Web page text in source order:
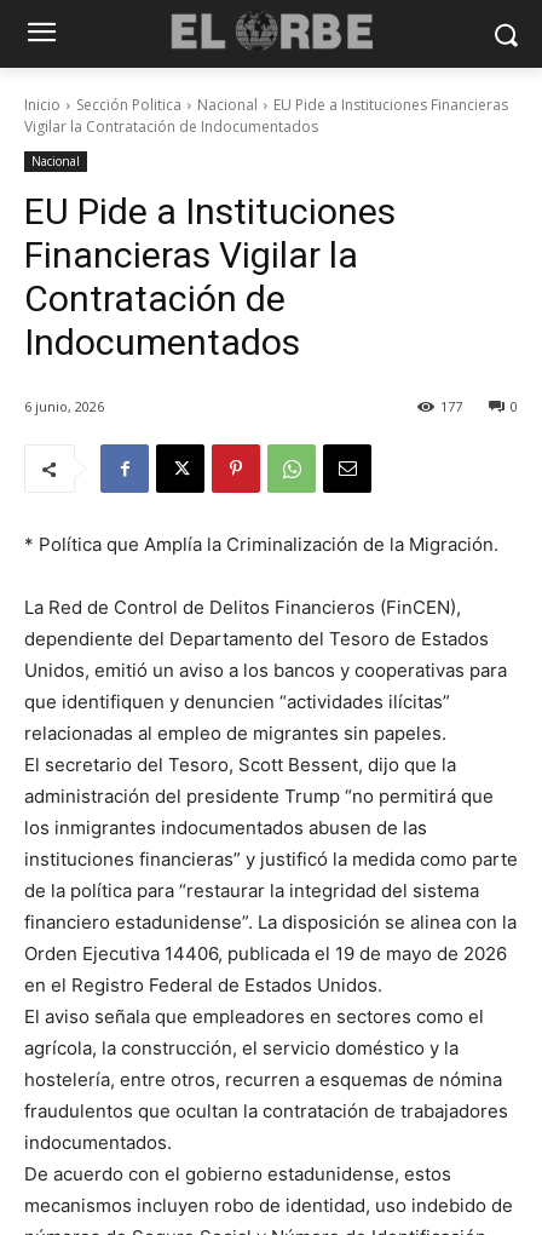
Inicio Sección Politica Nacional
EU Pide a Instituciones Financieras
Vigilar la Contratación de Indocumentados
Nacional
EU Pide a Instituciones
Financieras Vigilar la
Contratación de
Indocumentados
6 junio, 2026 0
177
* Política que Amplía la Criminalización de la Migración.
La Red de Control de Delitos Financieros (FinCEN),
dependiente del Departamento del Tesoro de Estados
Unidos, emitió un aviso a los bancos y cooperativas para
que identifiquen y denuncien “actividades ilícitas”
relacionadas al empleo de migrantes sin papeles.
El secretario del Tesoro, Scott Bessent, dijo que la
administración del presidente Trump “no permitirá que
los inmigrantes indocumentados abusen de las
instituciones financieras” y justificó la medida como parte
de la política para “restaurar la integridad del sistema
financiero estadunidense”. La disposición se alinea con la
Orden Ejecutiva 14406, publicada el 19 de mayo de 2026
en el Registro Federal de Estados Unidos.
El aviso señala que empleadores en sectores como el
agrícola, la construcción, el servicio doméstico y la
hostelería, entre otros, recurren a esquemas de nómina
fraudulentos que ocultan la contratación de trabajadores
indocumentados.
De acuerdo con el gobierno estadunidense, estos
mecanismos incluyen robo de identidad, uso indebido de